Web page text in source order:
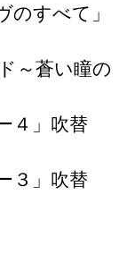
すべて」
～蒼い瞳の
４」吹替
３」吹替